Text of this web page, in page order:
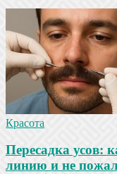
Красота
Пересадка усов:
линию и не